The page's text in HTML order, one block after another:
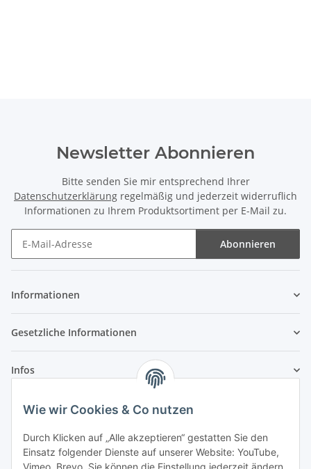
Wie wir Cookies & Co nutzen
Durch Klicken auf „Alle akzeptieren“ gestatten Sie den
Einsatz folgender Dienste auf unserer Website: YouTube,
Newsletter Abonnieren
Bitte senden Sie mir entsprechend Ihrer
Datenschutzerklärung regelmäßig und jederzeit widerruflich
Informationen zu Ihrem Produktsortiment per E-Mail zu.
Abonnieren
Informationen
Gesetzliche Informationen
Infos
Laden - Öffnungszeiten:
Montag 09:00Uhr bis
16:00 Uhr
Dienstag
09:00 Uhr bis 17:00 Uhr